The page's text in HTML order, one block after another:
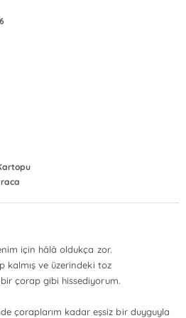
için hâlâ oldukça zor.
kalmış ve üzerindeki toz
çorap gibi hissediyorum.
çoraplarım kadar eşsiz bir duyguyla